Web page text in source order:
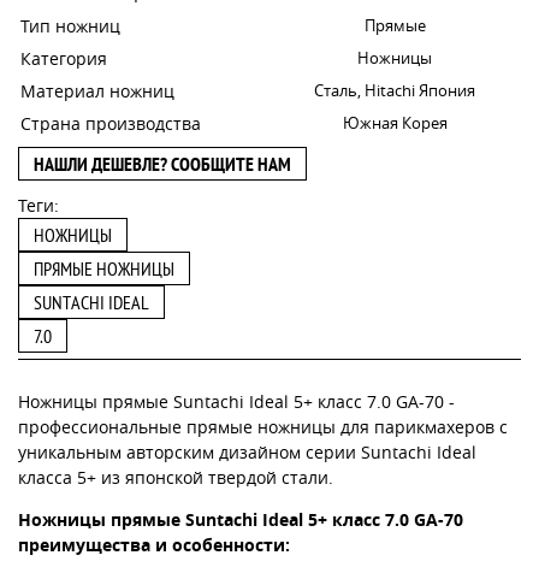
Тип ножниц Прямые
Категория Ножницы
Материал ножниц Сталь, Hitachi Япония
Страна производства Южная Корея
НАШЛИ ДЕШЕВЛЕ? СООБЩИТЕ НАМ
Теги:
НОЖНИЦЫ
ПРЯМЫЕ НОЖНИЦЫ
SUNTACHI IDEAL
7.0
Ножницы прямые Suntachi Ideal 5+ класс 7.0 GA-70 -
профессиональные прямые ножницы для парикмахеров с
уникальным авторским дизайном серии Suntachi Ideal
класса 5+ из японской твердой стали.
Ножницы прямые Suntachi Ideal 5+ класс 7.0 GA-70
преимущества и особенности: